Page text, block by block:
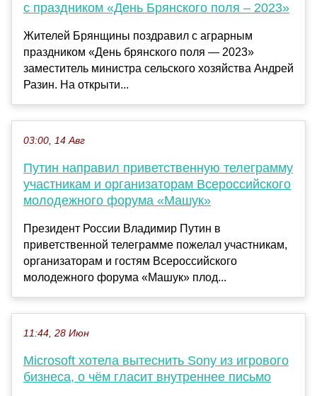
с праздником «День Брянского поля – 2023»
Жителей Брянщины поздравил с аграрным
праздником «День брянского поля — 2023»
заместитель министра сельского хозяйства Андрей
Разин. На открыти...
03:00, 14 Авг
Путин направил приветственную телеграмму
участникам и организаторам Всероссийского
молодежного форума «Машук»
Президент России Владимир Путин в
приветственной телеграмме пожелал участникам,
организаторам и гостям Всероссийского
молодежного форума «Машук» плод...
11:44, 28 Июн
Microsoft хотела вытеснить Sony из игрового
бизнеса, о чём гласит внутреннее письмо